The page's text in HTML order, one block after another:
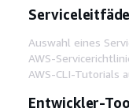
Auswahl eines
AWS-
AWS-CLI-Tutorials
Entwickler-